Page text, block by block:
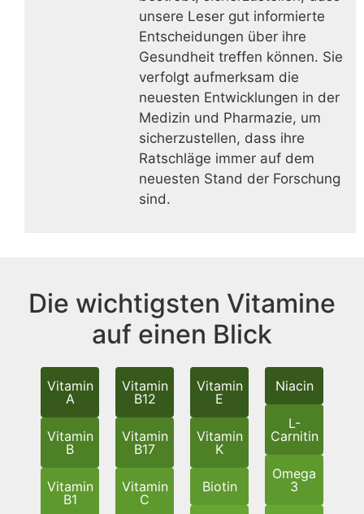
unsere Leser gut informierte
Entscheidungen über ihre
Gesundheit treffen können. Sie
verfolgt aufmerksam die
neuesten Entwicklungen in der
Medizin und Pharmazie, um
sicherzustellen, dass ihre
Ratschläge immer auf dem
neuesten Stand der Forschung
sind.
Die wichtigsten Vitamine
auf einen Blick
Vitamin
A
Vitamin
B
Vitamin
B1
Vitamin
B12
Vitamin
B17
Vitamin
C
Vitamin
E
Vitamin
K
Biotin
Niacin
L-
Carnitin
Omega
3